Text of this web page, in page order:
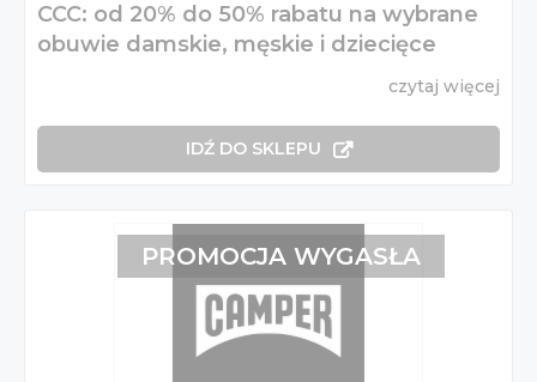
CCC: od 20% do 50% rabatu na wybrane
obuwie damskie, męskie i dziecięce
czytaj więcej
IDŹ DO SKLEPU
PROMOCJA WYGASŁA